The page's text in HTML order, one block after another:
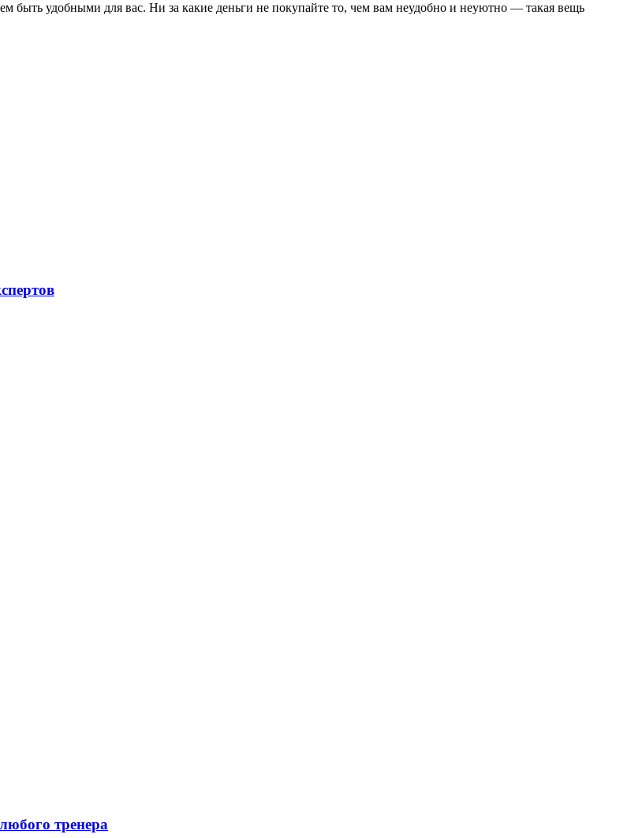
удобными для вас. Ни за какие деньги не покупайте то, чем вам неудобно и неуютно — такая вещь
тренера